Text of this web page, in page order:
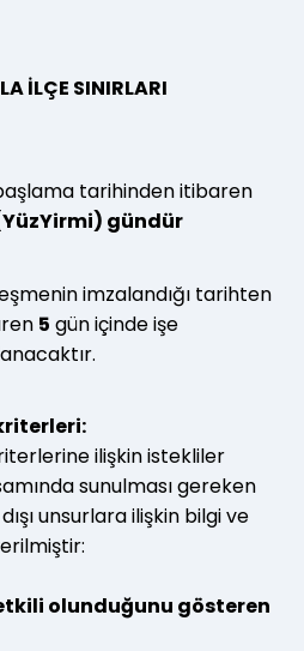
İLÇE SINIRLARI
tarihinden itibaren
gündür
imzalandığı tarihten
5 gün içinde işe
ilişkin istekliler
sunulması gereken
unsurlara ilişkin bilgi ve
olunduğunu gösteren